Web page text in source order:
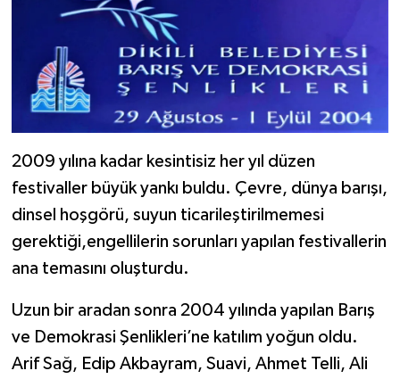
2009 yılına kadar kesintisiz her yıl düzen
festivaller büyük yankı buldu. Çevre, dünya barışı,
dinsel hoşgörü, suyun ticarileştirilmemesi
gerektiği,engellilerin sorunları yapılan festivallerin
ana temasını oluşturdu.
Uzun bir aradan sonra 2004 yılında yapılan Barış
ve Demokrasi Şenlikleri’ne katılım yoğun oldu.
Arif Sağ, Edip Akbayram, Suavi, Ahmet Telli, Ali